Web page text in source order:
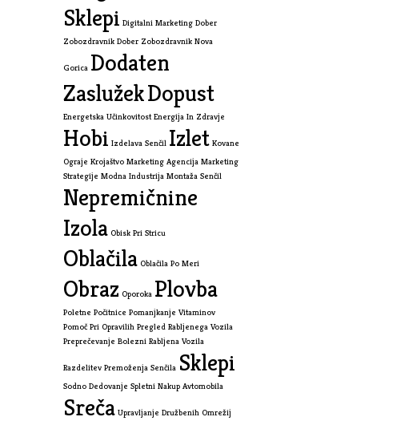
Sklepi Digitalni Marketing Dober
Zobozdravnik Dober Zobozdravnik Nova
Gorica Dodaten
ZaslužekDopust
Energetska Učinkovitost Energija In Zdravje
Hobi Izdelava Senčil Izlet Kovane
Ograje Krojaštvo Marketing Agencija Marketing
Strategije Modna Industrija Montaža Senčil
Nepremičnine
Izola Obisk Pri Stricu
Oblačila Oblačila Po Meri
Obraz Oporoka Plovba
Poletne Počitnice Pomanjkanje Vitaminov
Pomoč Pri Opravilih Pregled Rabljenega Vozila
Preprečevanje Bolezni Rabljena Vozila
Razdelitev Premoženja Senčila Sklepi
Sodno Dedovanje Spletni Nakup Avtomobila
Sreča Upravljanje Družbenih Omrežij